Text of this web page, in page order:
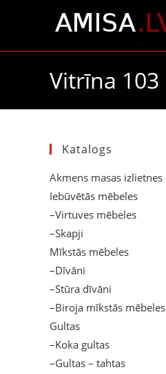
Vitrīna 103
Katalogs
Akmens masas izlietnes
Iebūvētās mēbeles
–Virtuves mēbeles
–Skapji
Mīkstās mēbeles
–Dīvāni
–Stūra dīvāni
–Biroja mīkstās mēbeles
Gultas
–Koka gultas
–Gultas – tahtas